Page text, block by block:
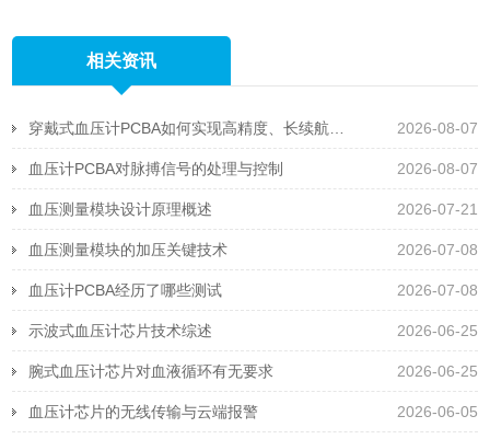
相关资讯
2026-08-07
2026-08-07
血压计PCBA对脉搏信号的处理与控制
2026-07-21
血压测量模块设计原理概述
2026-07-08
血压测量模块的加压关键技术
2026-07-08
血压计PCBA经历了哪些测试
2026-06-25
示波式血压计芯片技术综述
2026-06-25
腕式血压计芯片对血液循环有无要求
2026-06-05
血压计芯片的无线传输与云端报警